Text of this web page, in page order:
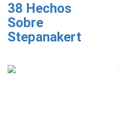
38 Hechos
Sobre
Stepanakert